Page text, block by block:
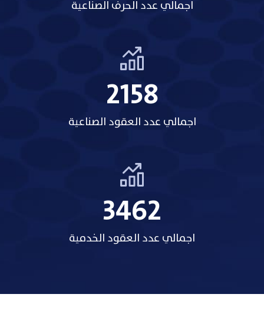
اجمالي عدد الحرف الصناعية
2158
اجمالي عدد العقود الصناعية
3485
اجمالي عدد العقود الخدمية